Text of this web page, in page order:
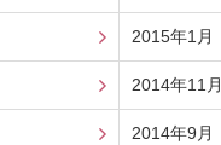
2015年1月
2014年11月
2014年9月